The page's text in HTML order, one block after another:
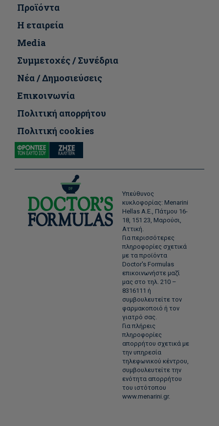
Προϊόντα
Η εταιρεία
Media
Συμμετοχές / Συνέδρια
Νέα / Δημοσιεύσεις
Επικοινωνία
Πολιτική απορρήτου
Πολιτική cookies
Υπεύθυνος
κυκλοφορίας: Menarini
Hellas Α.Ε., Πάτμου 16-
18, 151 23, Μαρούσι,
Αττική.
Για περισσότερες
πληροφορίες σχετικά
με τα προϊόντα
Doctor's Formulas
επικοινωνήστε μαζί
μας στο τηλ. 210 –
8316111 ή
συμβουλευτείτε τον
φαρμακοποιό ή τον
γιατρό σας.
Για πλήρεις
πληροφορίες
απορρήτου σχετικά με
την υπηρεσία
τηλεφωνικού κέντρου,
συμβουλευτείτε την
ενότητα απορρήτου
του ιστότοπου
www.menarini.gr.